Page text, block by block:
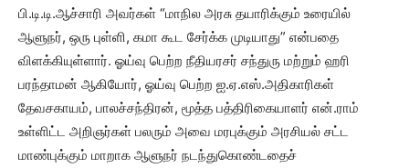
பி.டி.டி.ஆச்சாரி அவர்கள் “மாநில அரசு தயாரிக்கும் உரையில்
ஆளுநர், ஒரு புள்ளி, கமா கூட சேர்க்க முடியாது” என்பதை
விளக்கியுள்ளார். ஓய்வு பெற்ற நீதியரசர் சந்துரு மற்றும் ஹரி
பரந்தாமன் ஆகியோர், ஓய்வு பெற்ற ஐ.ஏ.எஸ்.அதிகாரிகள்
தேவசகாயம், பாலச்சந்திரன், மூத்த பத்திரிகையாளர் என்.ராம்
உள்ளிட்ட அறிஞர்கள் பலரும் அவை மரபுக்கும் அரசியல் சட்ட
மாண்புக்கும் மாறாக ஆளுநர் நடந்துகொண்டதைச்